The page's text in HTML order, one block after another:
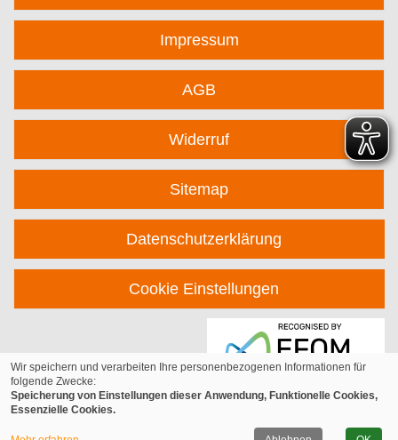
Impressum
AGB
Widerruf
Sitemap
Datenschutzerklärung
Cookie Einstellungen
Wir speichern und verarbeiten Ihre personenbezogenen Informationen für
folgende Zwecke:
Speicherung von Einstellungen dieser Anwendung, Funktionelle Cookies,
Essenzielle Cookies.